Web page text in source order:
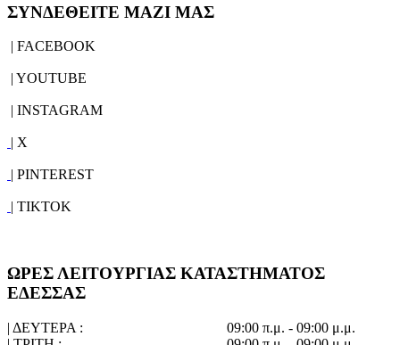
ΣΥΝΔΕΘΕΙΤΕ ΜΑΖΙ ΜΑΣ
| FACEBOOK
| YOUTUBE
| INSTAGRAM
| X
| PINTEREST
| TIKTOK
ΩΡΕΣ ΛΕΙΤΟΥΡΓΙΑΣ ΚΑΤΑΣΤΗΜΑΤΟΣ
ΕΔΕΣΣΑΣ
| ΔΕΥΤΕΡΑ :
09:00 π.μ. - 09:00 μ.μ.